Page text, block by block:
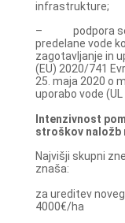
infrastrukture;
– podpora se
predelane vode
zagotavljanje in
(EU) 2020/741
25. maja 2020 o
uporabo vode
Intenzivnost
stroškov naložb
Najvišji skupni
znaša:
za ureditev
4000€/ha